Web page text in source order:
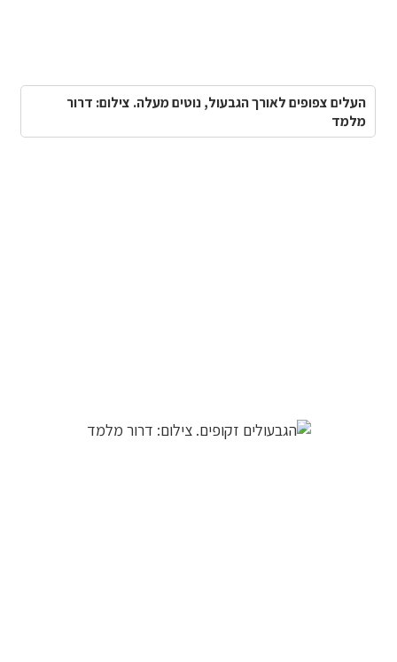
העלים צפופים לאורך הגבעול, נוטים מעלה. צילום: דרור
מלמד